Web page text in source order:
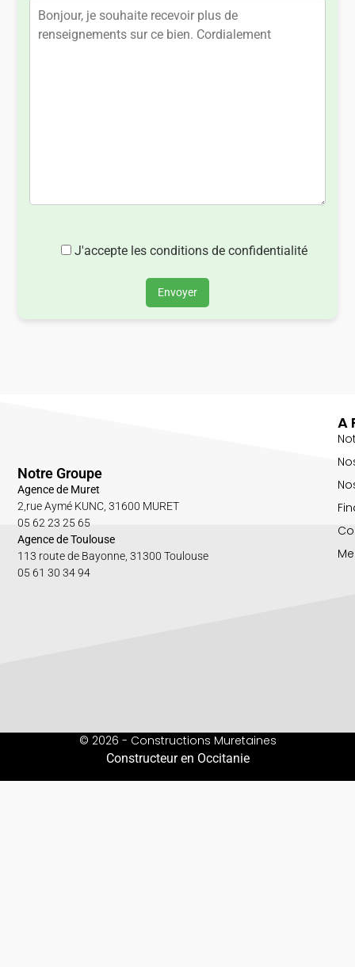
J'accepte les conditions de confidentialité
Envoyer
A
Notre Groupe
Agence de Muret
2,rue Aymé KUNC, 31600 MURET
05 62 23 25 65
Agence de Toulouse
113 route de Bayonne, 31300 Toulouse
05 61 30 34 94
© 2026 - Constructions Muretaines
Constructeur en Occitanie